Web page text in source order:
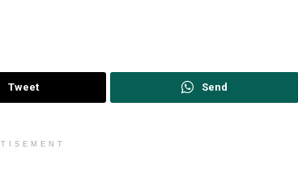
Tweet Send